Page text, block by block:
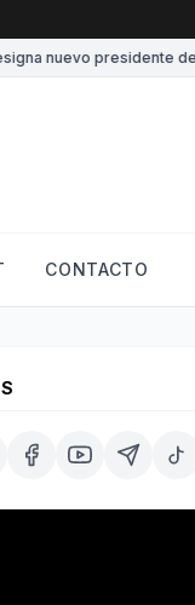
nuevo presidente de
CONTACTO